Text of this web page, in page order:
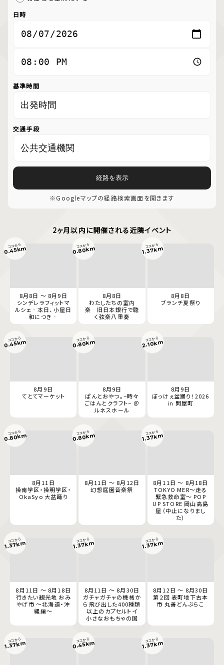
日時
基準時間
交通手段
経路を表示
※Googleマップの経路検索画面を開きます
2ヶ月以内に開催される近隣イベント
8月8日 ～ 8月9日
シンデレラフィットマ
ルシェ‐本日、小屋日
和につき‐
ココから
0.45km
8月8日
わたしたちの室内
楽 旧日本銀行で聴
く弦楽八重奏
ココから
0.80km
8月8日
ブランチ夏祭り
ココから
1.37km
8月9日
てとてマーケット
ココから
0.45km
8月9日
ぱんとおやつ。−時々
ごはんとクラフト− ＠
ルネスホール
ココから
0.80km
8月9日
ぼっけぇ盆踊り！2026
in 問屋町
ココから
2.10km
8月11日
操南学区・操明学区・
OkaSyo 大盆踊り
ココから
0.80km
8月11日 ～ 8月12日
幻想庭園音楽祭
ココから
0.80km
8月11日 ～ 8月18日
TOKYO MER～走る
緊急救命室～ POP
UP STORE 岡山高島
屋（中止になりまし
た）
ココから
1.37km
8月11日 ～ 8月18日
行きたい観光地 おみ
やげ市 ～北海道・沖
縄編～
ココから
1.37km
8月11日 ～ 8月30日
ガチャガチャの機械か
ら飛び出した400種類
以上のカプセルトイ
小さなおもちゃの国
ココから
1.37km
8月12日 ～ 8月30日
第２回 表町地下古本
市 丸善どんぶらこ
ココから
1.37km
ココから
1.37km ココから
0.45km ココから
1.37km